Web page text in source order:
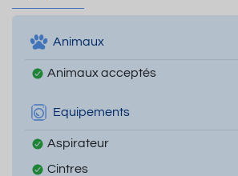
Animaux
Animaux acceptés
Equipements
Aspirateur
Cintres